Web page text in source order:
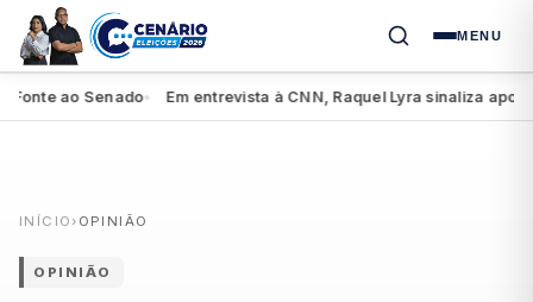
MENU
ao Senado● Em entrevista à CNN, Raquel Lyra sinaliza apoio a
INÍCIO › OPINIÃO
OPINIÃO